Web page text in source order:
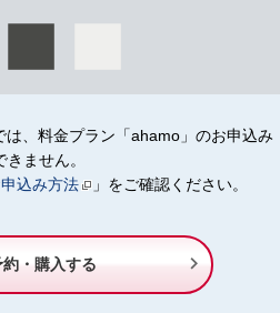
、料金プラン「ahamo」のお申込み
きません。
込み方法 」をご確認ください。
約・購入する 